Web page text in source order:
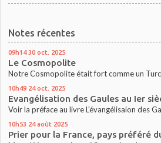
Notes récentes
09h14 30 oct. 2025
Le Cosmopolite
Notre Cosmopolite était fort comme un
10h49 24 oct. 2025
Evangélisation des Gaules au Ier
Voir la préface au livre L'évangélisaion des
10h53 24 août 2025
Prier pour la France, pays préféré